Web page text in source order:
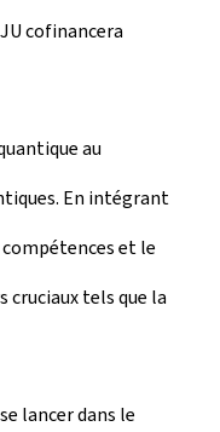
cofinancera
au
En intégrant
et le
cruciaux tels que la
lancer dans le